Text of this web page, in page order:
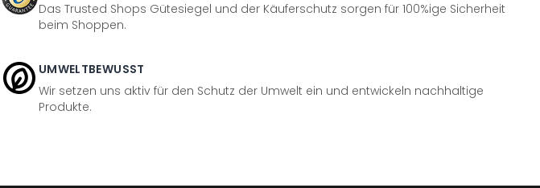
Das Trusted Shops Gütesiegel und der Käuferschutz sorgen für 100%ige Sicherheit
beim Shoppen.
UMWELTBEWUSST
Wir setzen uns aktiv für den Schutz der Umwelt ein und entwickeln nachhaltige
Produkte.